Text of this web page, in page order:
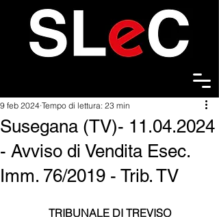
Susegana (TV)- 11.04.2024
- Avviso di Vendita Esec.
Imm. 76/2019 - Trib. TV
9 feb 2024 Tempo di lettura: 23 min
TRIBUNALE DI TREVISO